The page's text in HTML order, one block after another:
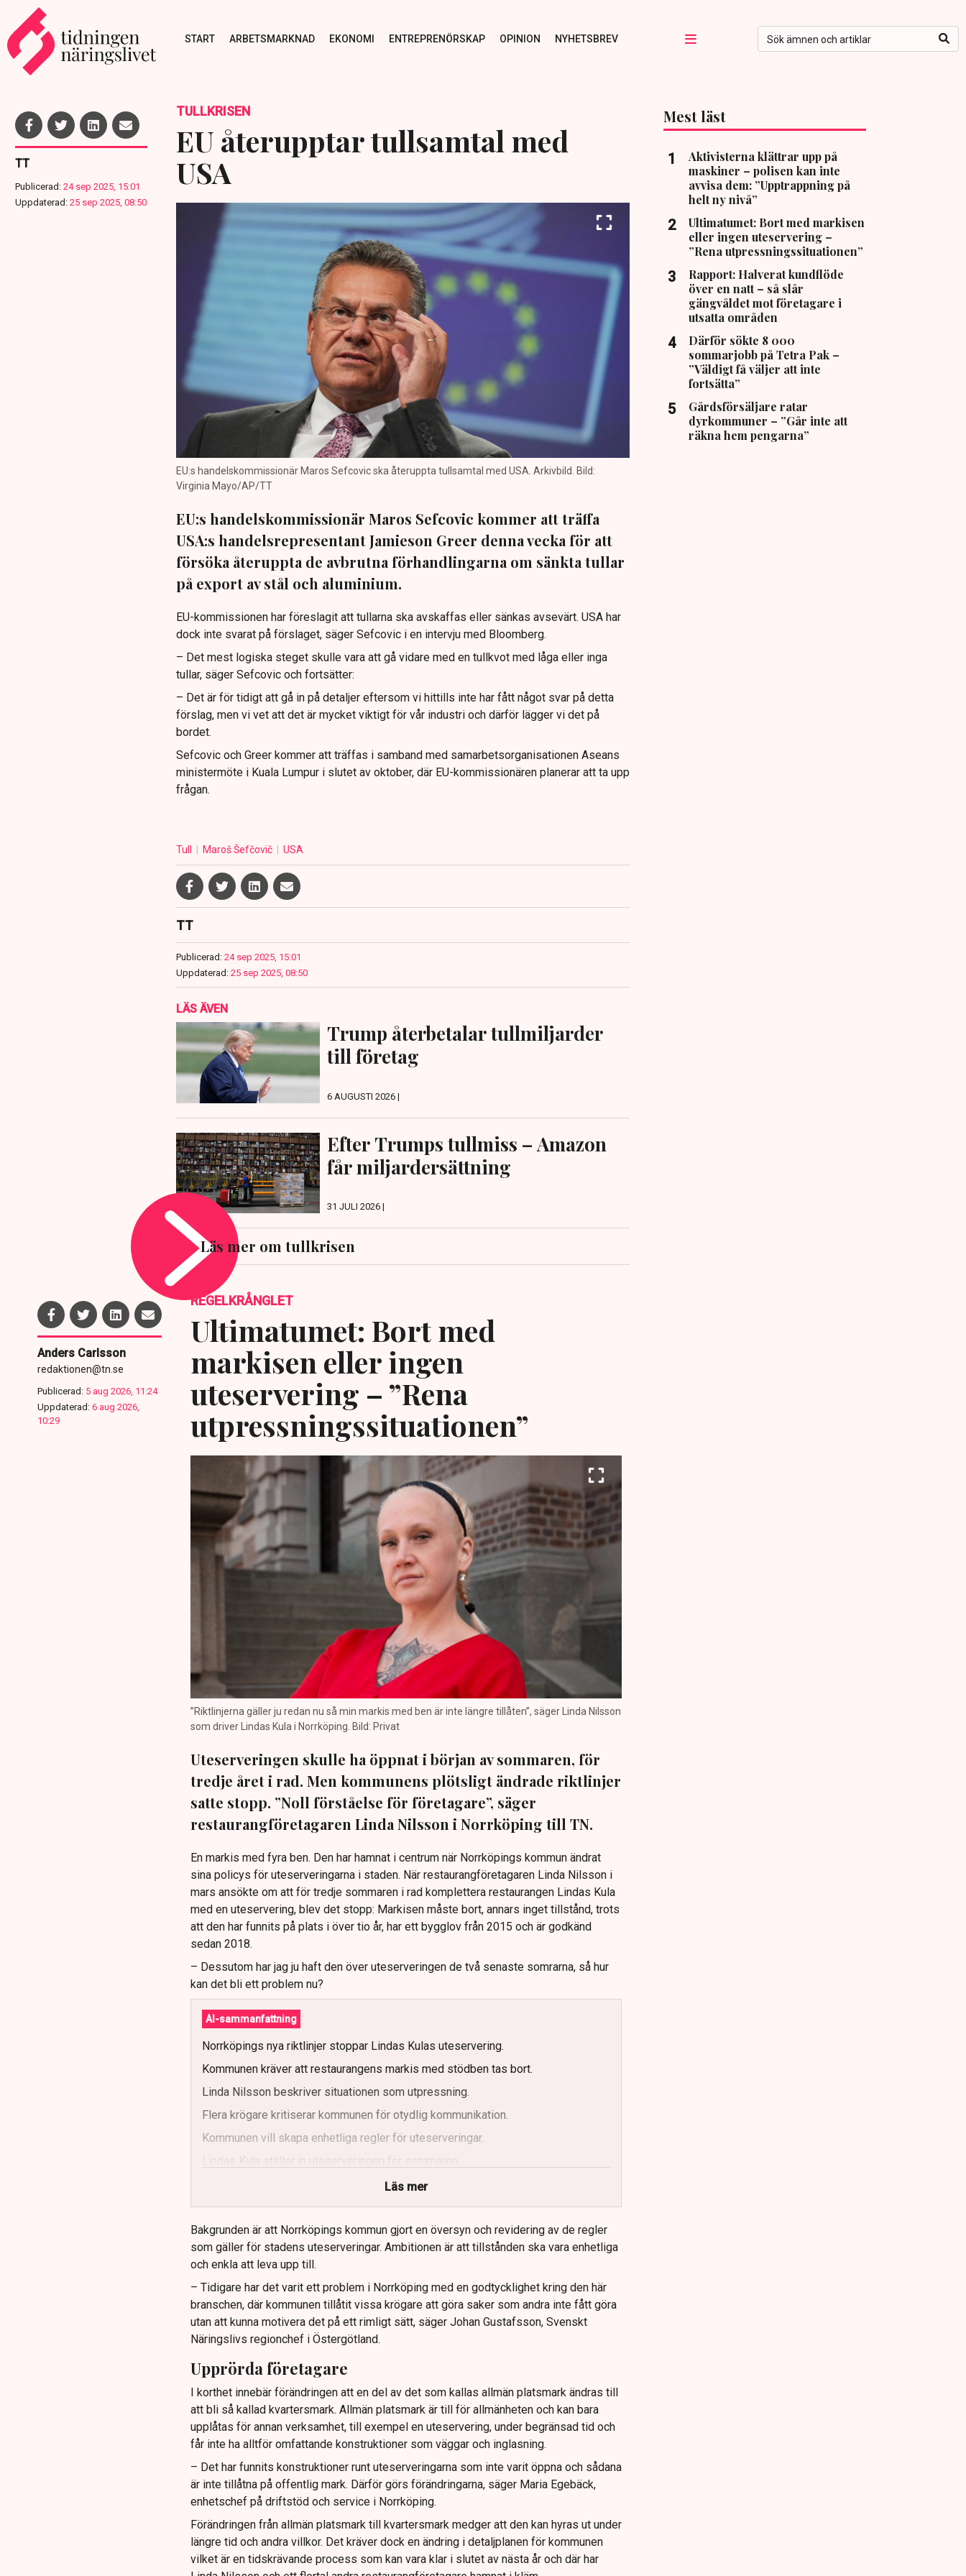
START ARBETSMARKNAD EKONOMI ENTREPRENÖRSKAP OPINION NYHETSBREV
TT
Publicerad: 24 sep 2025, 15:01
Uppdaterad: 25 sep 2025, 08:50
TULLKRISEN
EU återupptar tullsamtal med
USA
EU:s handelskommissionär Maros Sefcovic ska återuppta tullsamtal med USA. Arkivbild. Bild:
Virginia Mayo/AP/TT
EU:s handelskommissionär Maros Sefcovic kommer att träffa
USA:s handelsrepresentant Jamieson Greer denna vecka för att
försöka återuppta de avbrutna förhandlingarna om sänkta tullar
på export av stål och aluminium.
EU-kommissionen har föreslagit att tullarna ska avskaffas eller sänkas avsevärt. USA har
dock inte svarat på förslaget, säger Sefcovic i en intervju med Bloomberg.
– Det mest logiska steget skulle vara att gå vidare med en tullkvot med låga eller inga
tullar, säger Sefcovic och fortsätter:
– Det är för tidigt att gå in på detaljer eftersom vi hittills inte har fått något svar på detta
förslag, men vi vet att det är mycket viktigt för vår industri och därför lägger vi det på
bordet.
Sefcovic och Greer kommer att träffas i samband med samarbetsorganisationen Aseans
ministermöte i Kuala Lumpur i slutet av oktober, där EU-kommissionären planerar att ta upp
frågan.
Tull Maroš Šefčovič USA
TT
Publicerad: 24 sep 2025, 15:01
Uppdaterad: 25 sep 2025, 08:50
LÄS ÄVEN
Trump återbetalar tullmiljarder
till företag
6 AUGUSTI 2026 |
Efter Trumps tullmiss – Amazon
får miljardersättning
31 JULI 2026 |
Läs mer om tullkrisen
Mest läst
Aktivisterna klättrar upp på
maskiner – polisen kan inte
avvisa dem: ”Upptrappning på
helt ny nivå”
Ultimatumet: Bort med markisen
eller ingen uteservering –
”Rena utpressningssituationen”
Rapport: Halverat kundflöde
över en natt – så slår
gängvåldet mot företagare i
utsatta områden
Därför sökte 8 000
sommarjobb på Tetra Pak –
”Väldigt få väljer att inte
fortsätta”
Gårdsförsäljare ratar
dyrkommuner – ”Går inte att
räkna hem pengarna”
Anders Carlsson
redaktionen@tn.se
Publicerad: 5 aug 2026, 11:24
Uppdaterad: 6 aug 2026,
10:29
REGELKRÅNGLET
Ultimatumet: Bort med
markisen eller ingen
uteservering – ”Rena
utpressningssituationen”
”Riktlinjerna gäller ju redan nu så min markis med ben är inte längre tillåten”, säger Linda Nilsson
som driver Lindas Kula i Norrköping. Bild: Privat
Uteserveringen skulle ha öppnat i början av sommaren, för
tredje året i rad. Men kommunens plötsligt ändrade riktlinjer
satte stopp. ”Noll förståelse för företagare”, säger
restaurangföretagaren Linda Nilsson i Norrköping till TN.
En markis med fyra ben. Den har hamnat i centrum när Norrköpings kommun ändrat
sina policys för uteserveringarna i staden. När restaurangföretagaren Linda Nilsson i
mars ansökte om att för tredje sommaren i rad komplettera restaurangen Lindas Kula
med en uteservering, blev det stopp: Markisen måste bort, annars inget tillstånd, trots
att den har funnits på plats i över tio år, har ett bygglov från 2015 och är godkänd
sedan 2018.
– Dessutom har jag ju haft den över uteserveringen de två senaste somrarna, så hur
kan det bli ett problem nu?
AI-sammanfattning
Norrköpings nya riktlinjer stoppar Lindas Kulas uteservering.
Kommunen kräver att restaurangens markis med stödben tas bort.
Linda Nilsson beskriver situationen som utpressning.
Flera krögare kritiserar kommunen för otydlig kommunikation.
Kommunen vill skapa enhetliga regler för uteserveringar.
Lindas Kula ställer in uteserveringen för sommaren.
Läs mer
Bakgrunden är att Norrköpings kommun gjort en översyn och revidering av de regler
som gäller för stadens uteserveringar. Ambitionen är att tillstånden ska vara enhetliga
och enkla att leva upp till.
– Tidigare har det varit ett problem i Norrköping med en godtycklighet kring den här
branschen, där kommunen tillåtit vissa krögare att göra saker som andra inte fått göra
utan att kunna motivera det på ett rimligt sätt, säger Johan Gustafsson, Svenskt
Näringslivs regionchef i Östergötland.
Upprörda företagare
I korthet innebär förändringen att en del av det som kallas allmän platsmark ändras till
att bli så kallad kvartersmark. Allmän platsmark är till för allmänheten och kan bara
upplåtas för annan verksamhet, till exempel en uteservering, under begränsad tid och
får inte ha alltför omfattande konstruktioner som väggar och inglasning.
– Det har funnits konstruktioner runt uteserveringarna som inte varit öppna och sådana
är inte tillåtna på offentlig mark. Därför görs förändringarna, säger Maria Egebäck,
enhetschef på driftstöd och service i Norrköping.
Förändringen från allmän platsmark till kvartersmark medger att den kan hyras ut under
längre tid och andra villkor. Det kräver dock en ändring i detaljplanen för kommunen
vilket är en tidskrävande process som kan vara klar i slutet av nästa år och där har